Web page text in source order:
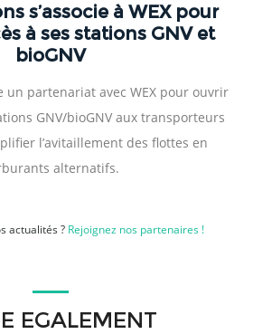
s’associe à WEX pour
à ses stations GNV et
bioGNV
un partenariat avec WEX pour ouvrir
GNV/bioGNV aux transporteurs
l’avitaillement des flottes en
alternatifs.
actualités ? Rejoignez nos partenaires !
EGALEMENT